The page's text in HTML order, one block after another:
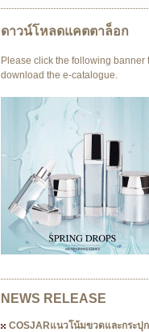
ดาวน์โหลดแคตตาล็อก
Please click the following banner
download the e-catalogue.
NEWS RELEASE
COSJARแนวโน้มขวดและกระปุก